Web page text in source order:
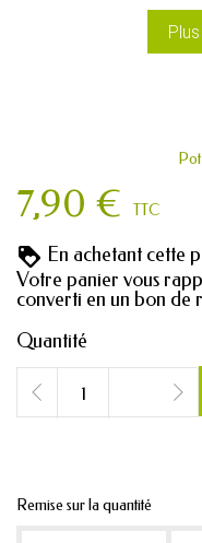
7,90 € TTC
En achetant cette
Votre panier vous
converti en un bon de
Quantité
Remise sur la quantité